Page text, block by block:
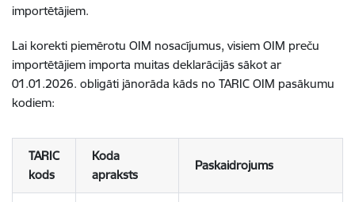
importētājiem.
Lai korekti piemērotu OIM nosacījumus, visiem OIM preču
importētājiem importa muitas deklarācijās sākot ar
01.01.2026. obligāti jānorāda kāds no TARIC OIM pasākumu
kodiem:
TARIC
kods
Koda
apraksts
Paskaidrojums